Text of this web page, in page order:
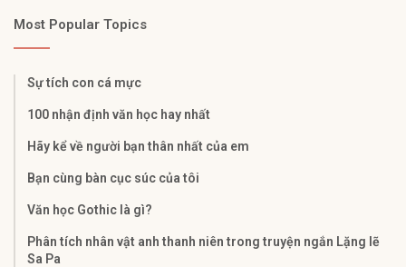
Most Popular Topics
Sự tích con cá mực
100 nhận định văn học hay nhất
Hãy kể về người bạn thân nhất của em
Bạn cùng bàn cục súc của tôi
Văn học Gothic là gì?
Phân tích nhân vật anh thanh niên trong truyện ngắn Lặng lẽ
Sa Pa